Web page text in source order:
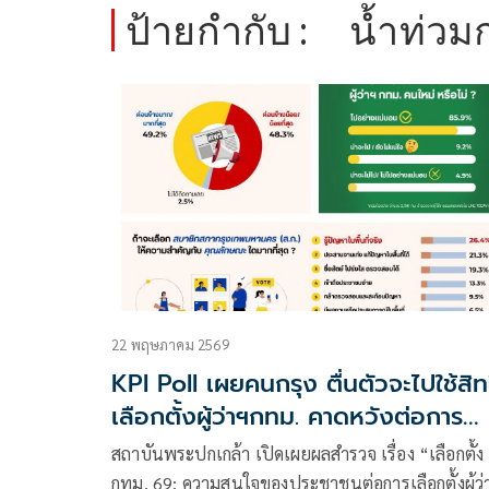
ป้ายกำกับ : น้ำท่วม
22 พฤษภาคม 2569
KPI Poll เผยคนกรุง ตื่นตัวจะไปใช้สิ
เลือกตั้งผู้ว่าฯกทม. คาดหวังต่อการ
เปลี่ยนแปลง
สถาบันพระปกเกล้า เปิดเผยผลสำรวจ เรื่อง “เลือกตั้ง
กทม. 69: ความสนใจของประชาชนต่อการเลือกตั้งผู้ว่